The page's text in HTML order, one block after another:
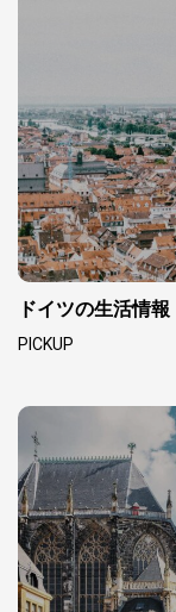
ドイツの生活情報
PICKUP